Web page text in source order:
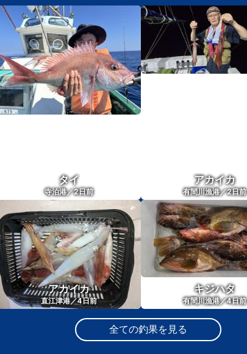
タイ
寺泊港／2日前
アカイカ
有間川漁港／2日前
アカイカ
直江津港／4日前
キジハタ
有間川漁港／4日前
全ての釣果を見る